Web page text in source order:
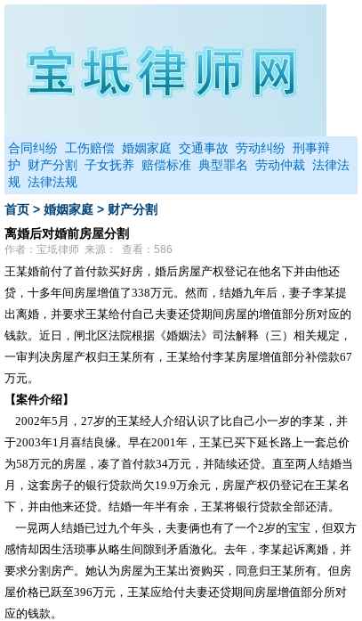
合同纠纷 工伤赔偿 婚姻家庭 交通事故 劳动纠纷 刑事辩
护
财产分割 子女抚养 赔偿标准 典型罪名 劳动仲裁 法律法
规 法律法规
首页 > 婚姻家庭 > 财产分割
离婚后对婚前房屋分割
作者：宝坻律师 来源： 查看：586
王某婚前付了首付款买好房，婚后房屋产权登记在他名下并由他还
贷，十多年间房屋增值了338万元。然而，结婚九年后，妻子李某提
出离婚，并要求王某给付自己夫妻还贷期间房屋的增值部分所对应的
钱款。近日，闸北区法院根据《婚姻法》司法解释（三）相关规定，
一审判决房屋产权归王某所有，王某给付李某房屋增值部分补偿款67
万元。
【案件介绍】
2002年5 月， 27岁的王某经人介绍认识了比自己小一岁的李某，并
于2003年1 月喜结良缘。早在2001年，王某已买下延长路上一套总价
为58万元的房屋，凑了首付款34万元，并陆续还贷。直至两人结婚当
月，这套房子的银行贷款尚欠19.9万余元，房屋产权仍登记在王某名
下，并由他来还贷。结婚一年半有余，王某将银行贷款全部还清。
一晃两人结婚已过九个年头，夫妻俩也有了一个2岁的宝宝，但双方
感情却因生活琐事从略生间隙到矛盾激化。去年，李某起诉离婚，并
要求分割房产。她认为房屋为王某出资购买，同意归王某所有。但房
屋价格已跃至396万元，王某应给付夫妻还贷期间房屋增值部分所对
应的钱款。